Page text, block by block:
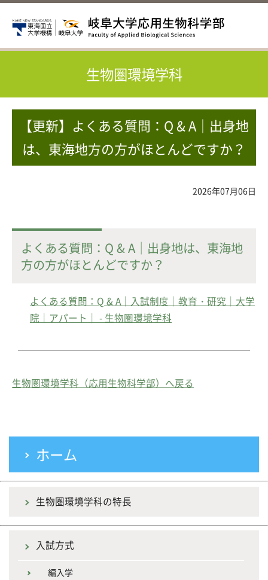
生物圏環境学科
【更新】よくある質問：Q & A｜出身地
は、東海地方の方がほとんどですか？
2026年07月06日
よくある質問：Q & A｜出身地は、東海地
方の方がほとんどですか？
よくある質問：Q & A｜入試制度｜教育・研究｜大学
院｜アパート｜ - 生物圏環境学科
生物圏環境学科（応用生物科学部）へ戻る
ホーム
生物圏環境学科の特長
入試方式
編入学